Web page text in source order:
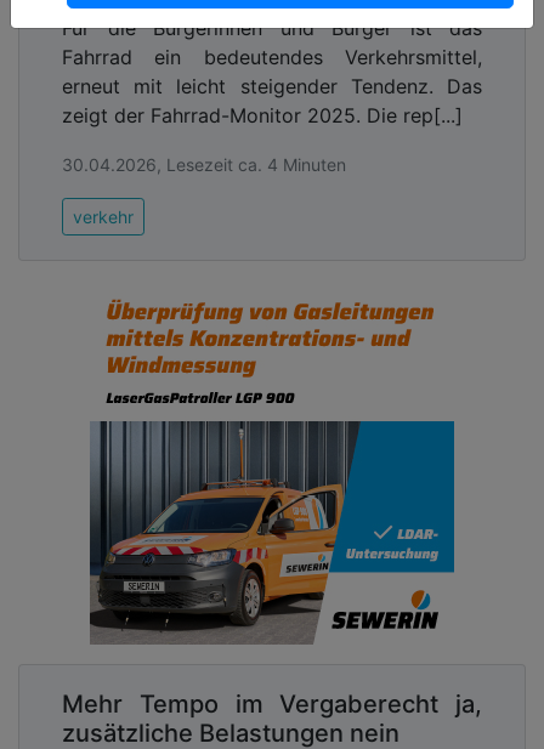
Für die Bürgerinnen und Bürger ist das
Fahrrad ein bedeutendes Verkehrsmittel,
erneut mit leicht steigender Tendenz. Das
zeigt der Fahrrad-Monitor 2025. Die rep[...]
30.04.2026, Lesezeit ca. 4 Minuten
verkehr
Mehr Tempo im Vergaberecht ja,
zusätzliche Belastungen nein